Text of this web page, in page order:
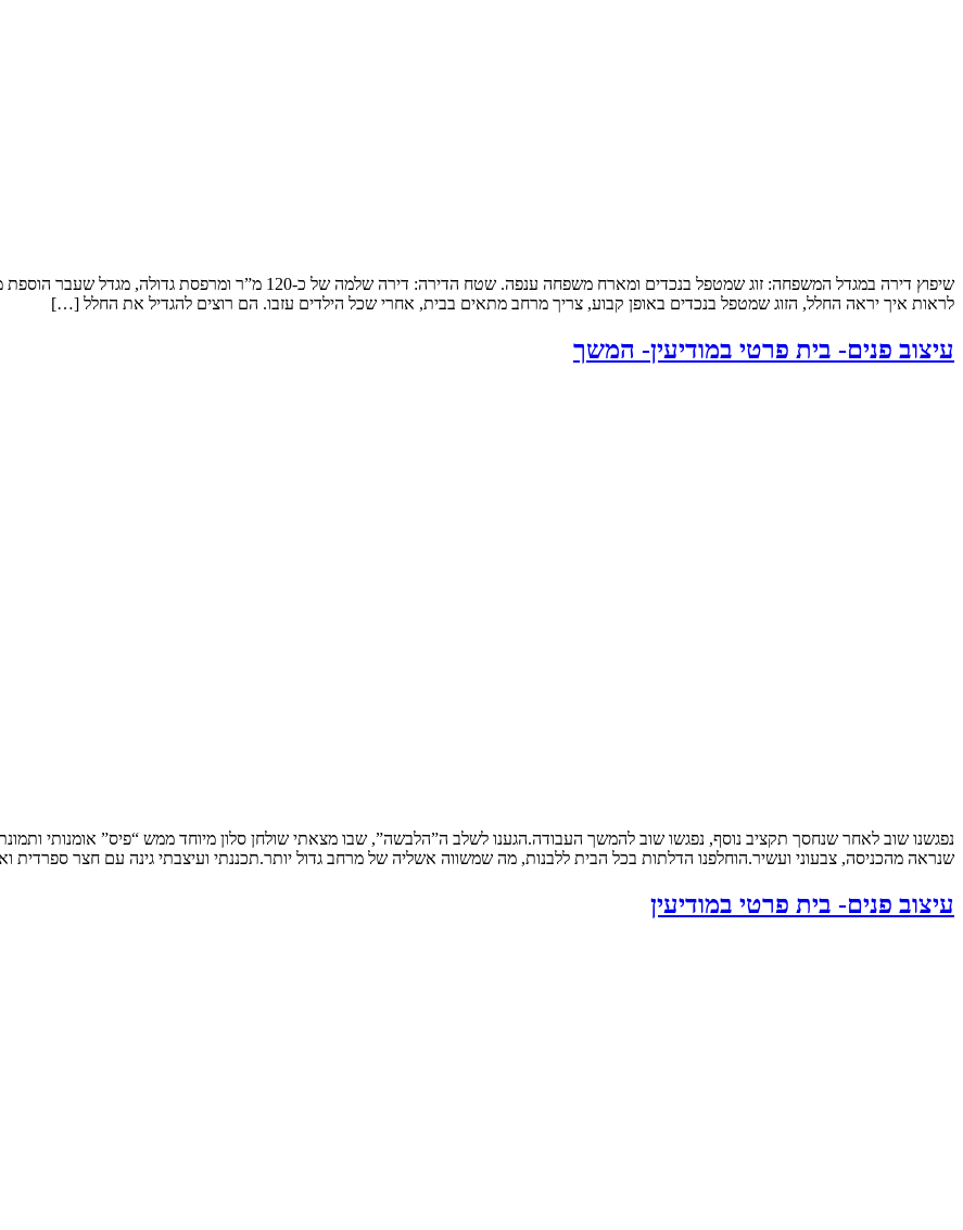
שיפוץ דירה במגדל המשפחה: זוג שמטפל בנכדים ומארח משפחה ענפה. שטח
לראות איך יראה החלל, הזוג שמטפל בנכדים באופן קבוע, צריך מרחב מתאים בבית, אחרי שכל הילדים עזבו. הם רוצים להגדיל את החלל […]
עיצוב פנים- בית פרטי במודיעין- המשך
נפגשנו שוב לאחר שנחסך תקציב נוסף, נפגשו שוב להמשך העבודה.הגענו לשלב ה”הלבשה”, שבו מצאתי שולחן סלון מיוחד ממש “פיס” אומנותי
שנראה מהכניסה, צבעוני ועשיר.הוחלפנו הדלתות בכל הבית ללבנות, מה שמשווה אשליה של מרחב גדול יותר.תכננתי ועיצבתי גינה עם חצר ספרדית
עיצוב פנים- בית פרטי במודיעין